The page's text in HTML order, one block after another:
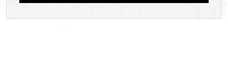
SAYFAYA GIT